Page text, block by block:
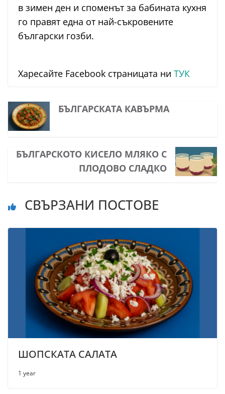
в зимен ден и споменът за бабината кухня
го правят една от най-съкровените
български гозби.
Харесайте Facebook страницата ни ТУК
БЪЛГАРСКАТА КАВЪРМА
БЪЛГАРСКОТО КИСЕЛО МЛЯКО С
ПЛОДОВО СЛАДКО
СВЪРЗАНИ ПОСТОВЕ
ШОПСКАТА САЛАТА
1 year